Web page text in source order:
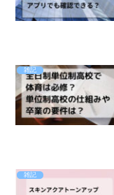
雑記
雑記